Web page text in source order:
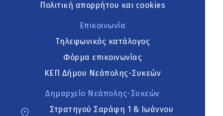
Πολιτική απορρήτου και cookies
Επικοινωνία
Τηλεφωνικός κατάλογος
Φόρμα επικοινωνίας
ΚΕΠ Δήμου Νεάπολης-Συκεών
Δημαρχείο Νεάπολης-Συκεών
Στρατηγού Σαράφη 1 & Ιωάννου